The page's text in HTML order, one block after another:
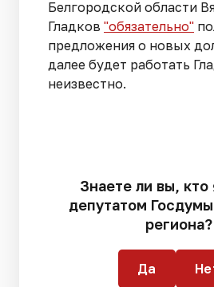
Белгородской области
Гладков "обязательно"
предложения о новых
далее будет работать
неизвестно.
Знаете ли вы, кто
депутатом
региона?
Да